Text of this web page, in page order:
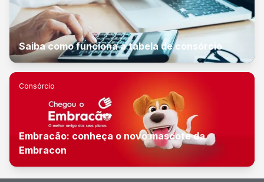
Saiba como funciona a tabela de consórcio
Consórcio
Embracão: conheça o novo mascote da
Embracon